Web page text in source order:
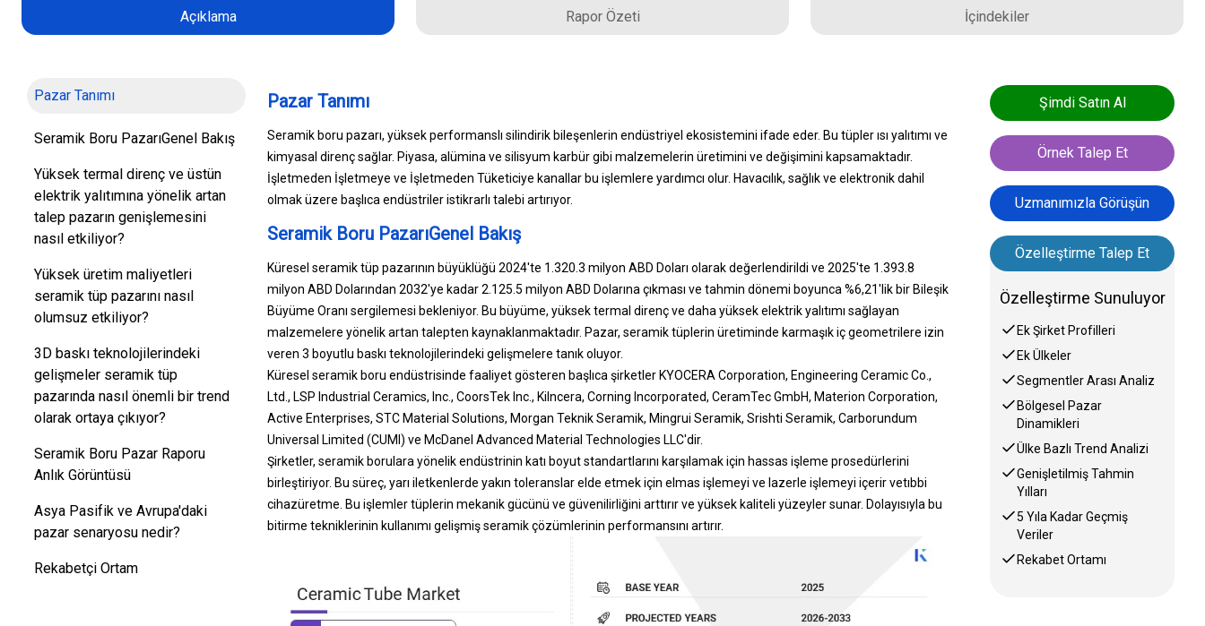
Açıklama Rapor Özeti İçindekiler
Pazar Tanımı
Seramik Boru PazarıGenel Bakış
Yüksek termal direnç ve üstün
elektrik yalıtımına yönelik artan
talep pazarın genişlemesini
nasıl etkiliyor?
Yüksek üretim maliyetleri
seramik tüp pazarını nasıl
olumsuz etkiliyor?
3D baskı teknolojilerindeki
gelişmeler seramik tüp
pazarında nasıl önemli bir trend
olarak ortaya çıkıyor?
Seramik Boru Pazar Raporu
Anlık Görüntüsü
Asya Pasifik ve Avrupa'daki
pazar senaryosu nedir?
Rekabetçi Ortam
Pazar Tanımı
Seramik boru pazarı, yüksek performanslı silindirik bileşenlerin endüstriyel ekosistemini ifade eder. Bu tüpler ısı yalıtımı ve
kimyasal direnç sağlar. Piyasa, alümina ve silisyum karbür gibi malzemelerin üretimini ve değişimini kapsamaktadır.
İşletmeden İşletmeye ve İşletmeden Tüketiciye kanallar bu işlemlere yardımcı olur. Havacılık, sağlık ve elektronik dahil
olmak üzere başlıca endüstriler istikrarlı talebi artırıyor.
Seramik Boru PazarıGenel Bakış
Küresel seramik tüp pazarının büyüklüğü 2024'te 1.320.3 milyon ABD Doları olarak değerlendirildi ve 2025'te 1.393.8
milyon ABD Dolarından 2032'ye kadar 2.125.5 milyon ABD Dolarına çıkması ve tahmin dönemi boyunca %6,21'lik bir Bileşik
Büyüme Oranı sergilemesi bekleniyor. Bu büyüme, yüksek termal direnç ve daha yüksek elektrik yalıtımı sağlayan
malzemelere yönelik artan talepten kaynaklanmaktadır. Pazar, seramik tüplerin üretiminde karmaşık iç geometrilere izin
veren 3 boyutlu baskı teknolojilerindeki gelişmelere tanık oluyor.
Küresel seramik boru endüstrisinde faaliyet gösteren başlıca şirketler KYOCERA Corporation, Engineering Ceramic Co.,
Ltd., LSP Industrial Ceramics, Inc., CoorsTek Inc., Kilncera, Corning Incorporated, CeramTec GmbH, Materion Corporation,
Active Enterprises, STC Material Solutions, Morgan Teknik Seramik, Mingrui Seramik, Srishti Seramik, Carborundum
Universal Limited (CUMI) ve McDanel Advanced Material Technologies LLC'dir.
Şirketler, seramik borulara yönelik endüstrinin katı boyut standartlarını karşılamak için hassas işleme prosedürlerini
birleştiriyor. Bu süreç, yarı iletkenlerde yakın toleranslar elde etmek için elmas işlemeyi ve lazerle işlemeyi içerir vetıbbi
cihazüretme. Bu işlemler tüplerin mekanik gücünü ve güvenilirliğini arttırır ve yüksek kaliteli yüzeyler sunar. Dolayısıyla bu
bitirme tekniklerinin kullanımı gelişmiş seramik çözümlerinin performansını artırır.
Şimdi Satın Al
Örnek Talep Et
Uzmanımızla Görüşün
Özelleştirme Talep Et
Özelleştirme Sunuluyor
Ek Şirket Profilleri
Ek Ülkeler
Segmentler Arası Analiz
Bölgesel Pazar
Dinamikleri
Ülke Bazlı Trend Analizi
Genişletilmiş Tahmin
Yılları
5 Yıla Kadar Geçmiş
Veriler
Rekabet Ortamı